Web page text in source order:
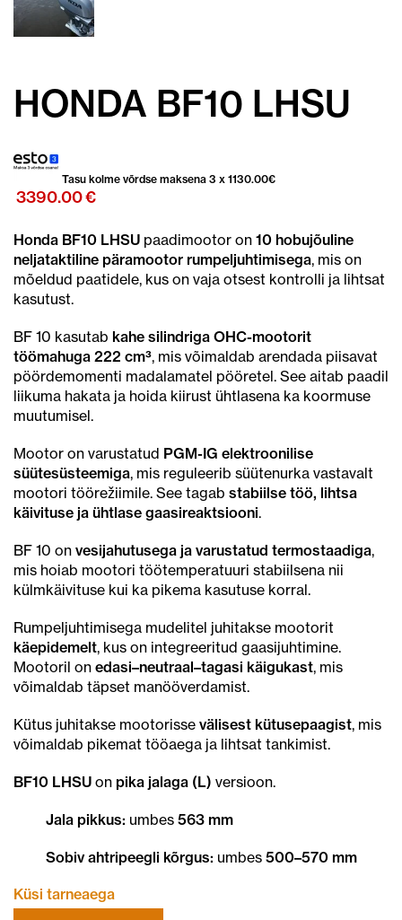
HONDA BF10 LHSU
Tasu kolme võrdse maksena 3 x 1130.00€
3390.00€
Honda BF10 LHSU paadimootor on 10 hobujõuline
neljataktiline päramootor rumpeljuhtimisega, mis on
mõeldud paatidele, kus on vaja otsest kontrolli ja lihtsat
kasutust.
BF 10 kasutab kahe silindriga OHC-mootorit
töömahuga 222 cm³, mis võimaldab arendada piisavat
pöördemomenti madalamatel pööretel. See aitab paadil
liikuma hakata ja hoida kiirust ühtlasena ka koormuse
muutumisel.
Mootor on varustatud PGM-IG elektroonilise
süütesüsteemiga, mis reguleerib süütenurka vastavalt
mootori töörežiimile. See tagab stabiilse töö, lihtsa
käivituse ja ühtlase gaasireaktsiooni.
BF 10 on vesijahutusega ja varustatud termostaadiga,
mis hoiab mootori töötemperatuuri stabiilsena nii
külmkäivituse kui ka pikema kasutuse korral.
Rumpeljuhtimisega mudelitel juhitakse mootorit
käepidemelt, kus on integreeritud gaasijuhtimine.
Mootoril on edasi–neutraal–tagasi käigukast, mis
võimaldab täpset manööverdamist.
Kütus juhitakse mootorisse välisest kütusepaagist, mis
võimaldab pikemat tööaega ja lihtsat tankimist.
BF10 LHSU on pika jalaga (L) versioon.
Jala pikkus: umbes 563 mm
Sobiv ahtripeegli kõrgus: umbes 500–570 mm
Küsi tarneaega